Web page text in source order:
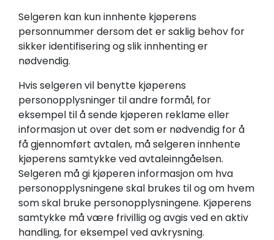
Selgeren kan kun innhente kjøperens
personnummer dersom det er saklig behov for
sikker identifisering og slik innhenting er
nødvendig.
Hvis selgeren vil benytte kjøperens
personopplysninger til andre formål, for
eksempel til å sende kjøperen reklame eller
informasjon ut over det som er nødvendig for å
få gjennomført avtalen, må selgeren innhente
kjøperens samtykke ved avtaleinngåelsen.
Selgeren må gi kjøperen informasjon om hva
personopplysningene skal brukes til og om hvem
som skal bruke personopplysningene. Kjøperens
samtykke må være frivillig og avgis ved en aktiv
handling, for eksempel ved avkrysning.